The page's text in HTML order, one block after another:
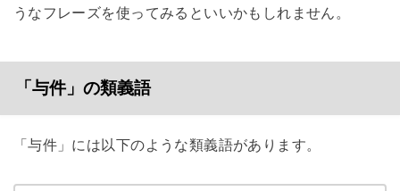
うなフレーズを使ってみるといいかもしれません。
「与件」の類義語
「与件」には以下のような類義語があります。